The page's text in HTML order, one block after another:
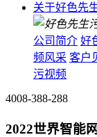
关于好色先
公司简介 好
频风采 客户
污视频
4008-388-288
2022世界智能